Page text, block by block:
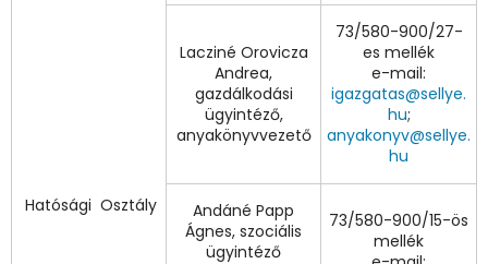
Hatósági Osztály
Lacziné Orovicza
Andrea,
gazdálkodási
ügyintéző,
anyakönyvvezető
73/580-900/27-
es mellék
e-mail:
igazgatas@sellye.
hu;
anyakonyv@sellye.
hu
Andáné Papp
Ágnes, szociális
ügyintéző
73/580-900/15-ös
mellék